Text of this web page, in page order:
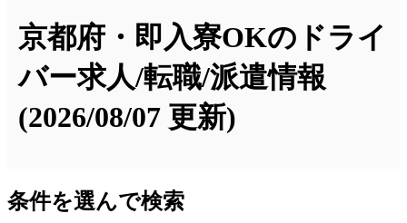
京都府・即入寮OKのドライ
バー求人/転職/派遣情報
(2026/08/07 更新)
条件を選んで検索